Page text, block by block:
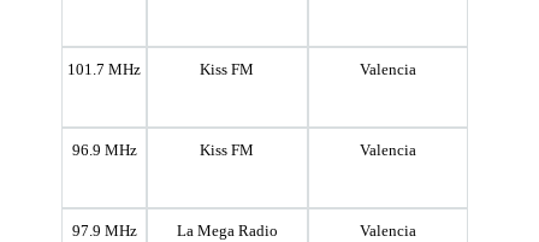
101.7 MHz Kiss FM Valencia
96.9 MHz Kiss FM Valencia
97.9 MHz La Mega Radio Valencia